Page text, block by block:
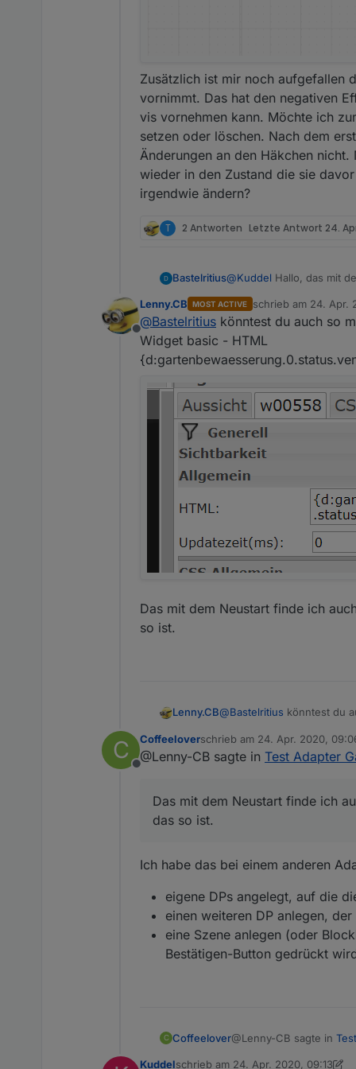
Zusätzlich ist mir noch aufgefallen
vornimmt. Das hat den negativen
vis vornehmen kann. Möchte ich
setzen oder löschen. Nach dem
Änderungen an den Häkchen
wieder in den Zustand die sie
irgendwie ändern?
T 2 Antworten Letzte Antwort 24.
Bastelritius@Kuddel Hallo, das mit
Zusätzlich ist mir noch
vornehmen kann.
Offline
Lenny.CB MOST ACTIVE schrieb am 24. Apr.
zuletzt editiert von
@Bastelritius könntest du auch so
Widget basic - HTML
Das mit dem Neustart finde ich
so ist.
Lenny.CB@Bastelritius könntest du
Das mit dem Neustart
C
Offline
Coffeeloverschrieb am 24. Apr. 2020,
zuletzt editiert von
@Lenny-CB sagte in Test Adapter
Das mit dem Neustart finde ich
das so ist.
Ich habe das bei einem anderen
eigene DPs angelegt, auf die
einen weiteren DP anlegen,
eine Szene anlegen (oder
Bestätigen-Button gedrückt
C Coffeelover@Lenny-CB sagte in
Kuddelschrieb am 24. Apr. 2020, 09:13